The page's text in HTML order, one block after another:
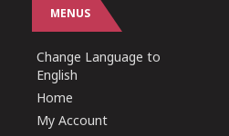
MENUS
Change Language to
English
Home
My Account